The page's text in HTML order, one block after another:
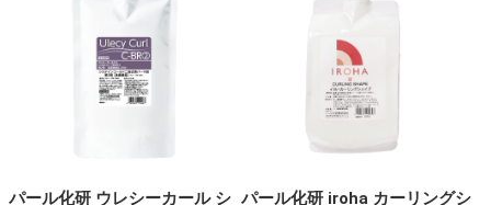
パール化研 ウレシーカール シ パール化研 iroha カーリングシ